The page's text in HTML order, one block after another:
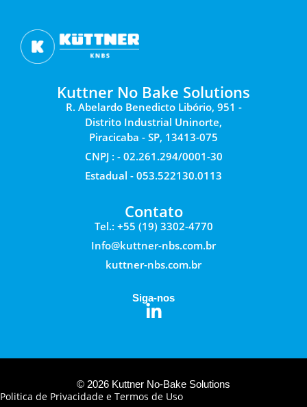
Kuttner No Bake Solutions
R. Abelardo Benedicto Libório, 951 -
Distrito Industrial Uninorte,
Piracicaba - SP, 13413-075
CNPJ : - 02.261.294/0001-30
Estadual - 053.522130.0113
Contato
Tel.: +55 (19) 3302-4770
Info@kuttner-nbs.com.br
kuttner-nbs.com.br
Siga-nos
© 2026 Kuttner No-Bake Solutions
Politica de Privacidade e Termos de Uso